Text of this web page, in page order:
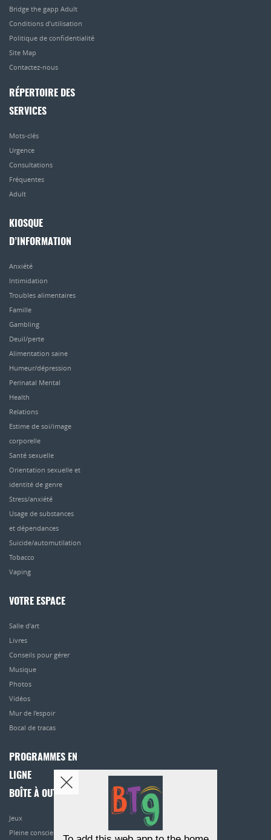
Bridge the gapp Adult
Conditions d’utilisation
Politique de confidentialité
Site Map
Contactez-nous
RÉPERTOIRE DES
SERVICES
Mots-clés
Urgence
Consultations
Fréquentes
Adult
KIOSQUE
D’INFORMATION
Anxiété
Intimidation
Troubles alimentaires
Famille
Gambling
Deuil/perte
Alimentation saine
Humeur/dépression
Perinatal Mental
Health
Relations
Estime de soi/image
corporelle
Santé sexuelle
Orientation sexuelle et
identité de genre
Stress/anxiété
Usage de substances
et dépendances
Suicide/automutilation
Tobacco
Vaping
VOTRE ESPACE
Salle d’art
Livres
Conseils pour gérer
Musique
Photos
Vidéos
Mur de l’espoir
Bocal de tracas
PROGRAMMES EN
LIGNE
BOÎTE À OUTILS
Jeux
Pleine conscience